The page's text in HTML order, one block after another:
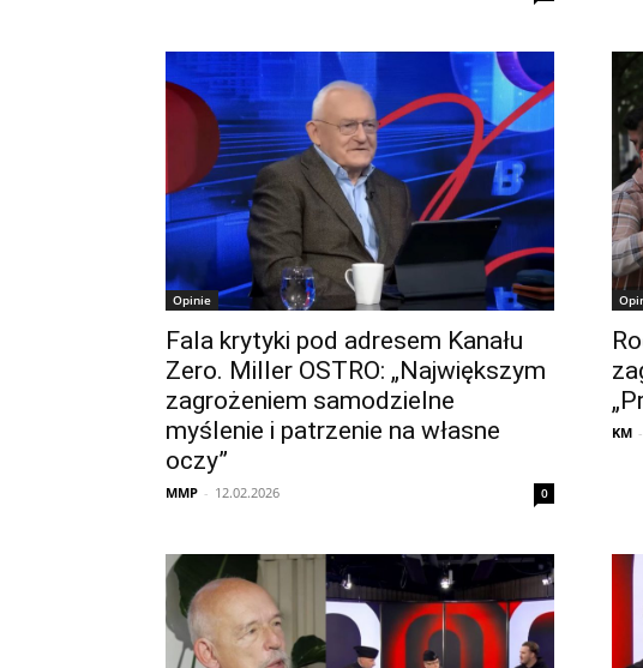
Opinie
Fala krytyki pod adresem Kanału
Zero. Miller OSTRO: „Największym
zagrożeniem samodzielne
myślenie i patrzenie na własne
oczy”
MMP - 12.02.2026 0
KM -